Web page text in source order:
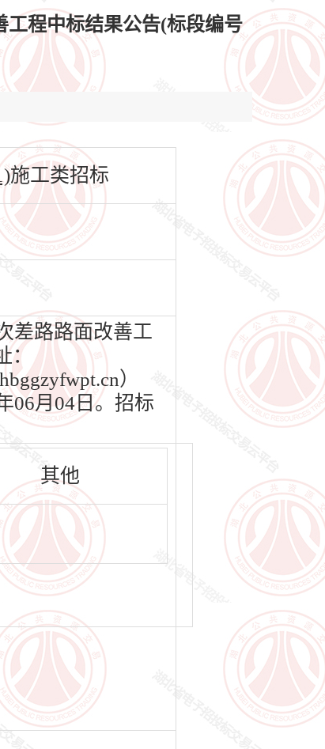
工程中标结果公告(标段编号
施工类招标
差路路面改善工
）
06月04日。招标
其他